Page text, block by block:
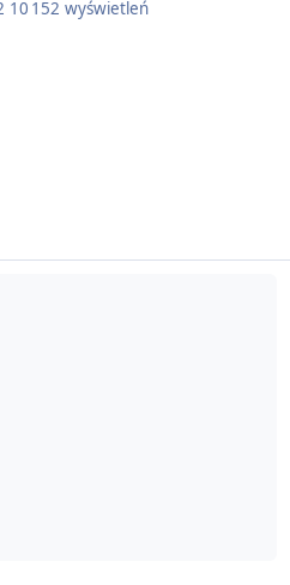
10 152 wyświetleń